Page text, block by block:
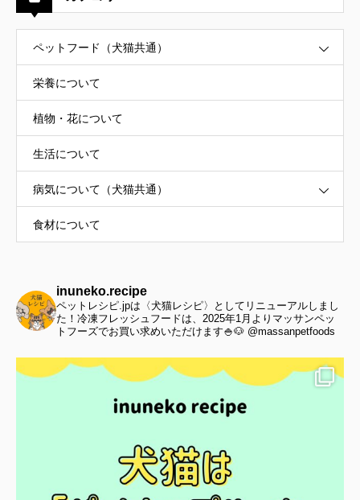
ペットフード（犬猫共通）
栄養について
植物・花について
生活について
病気について（犬猫共通）
食材について
inuneko.recipe
ペットレシピ.jpは〈犬猫レシピ〉としてリニューアルしまし
た！冷凍フレッシュフードは、2025年1月よりマッサンペッ
トフーズでお買い求めいただけます🍚🐶 @massanpetfoods